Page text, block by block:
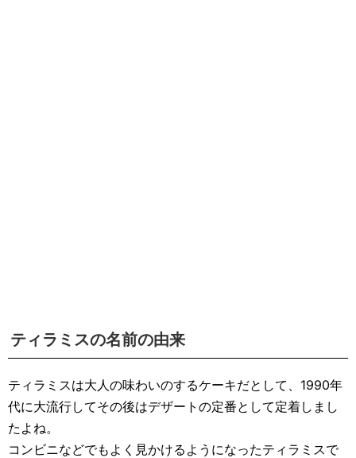
ティラミスの名前の由来
ティラミスは大人の味わいのするケーキだとして、1990年
代に大流行してその後はデザートの定番として定着しまし
たよね。
コンビニなどでもよく見かけるようになったティラミスで